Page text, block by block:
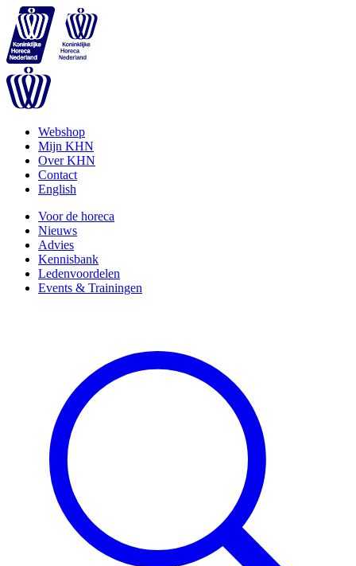
Webshop
Mijn KHN
Over KHN
Contact
English
Voor de horeca
Nieuws
Advies
Kennisbank
Ledenvoordelen
Events & Trainingen